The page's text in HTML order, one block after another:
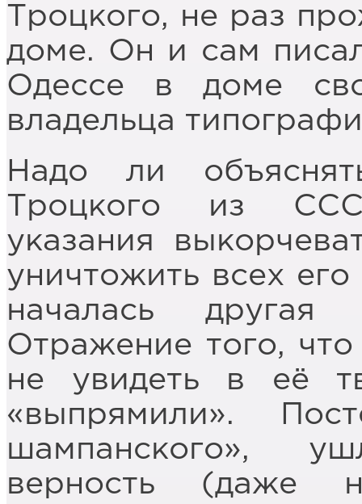
Троцкого, не раз
доме. Он и сам
Одессе в доме
владельца
Надо ли
Троцкого из
указания
уничтожить всех
началась
Отражение того,
не увидеть в её
«выпрямили».
шампанского»,
верность (даже